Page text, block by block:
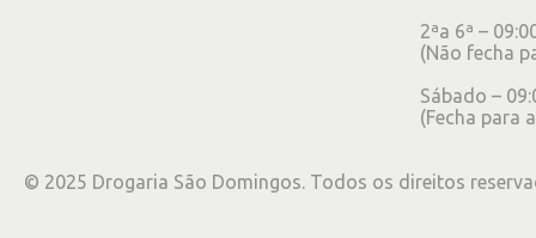
2ªa 6ª –
(Não fecha
Sábado –
(Fecha para
© 2025 Drogaria São Domingos. Todos os direitos